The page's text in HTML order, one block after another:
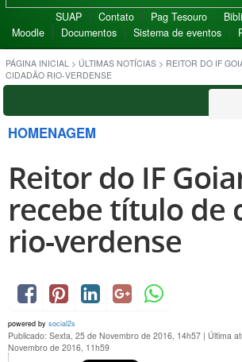
SUAP Contato Pag Tesouro
Moodle
Documentos Sistema de eventos
PÁGINA INICIAL > ÚLTIMAS NOTÍCIAS > REITOR DO IF
CIDADÃO RIO-VERDENSE
HOMENAGEM
Reitor do IF
recebe título de
rio-verdense
powered by social2s
Publicado: Sexta, 25 de Novembro de 2016, 14h57 | Última
Novembro de 2016, 11h59